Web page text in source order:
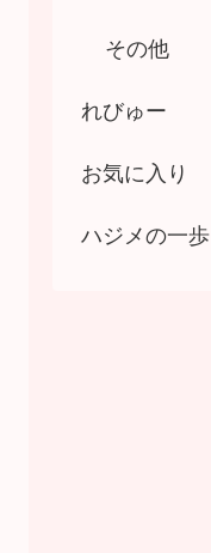
その他
れびゅー
お気に入り
ハジメの一歩